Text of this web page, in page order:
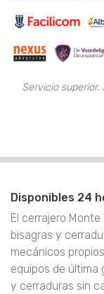
Servicio superior.
Disponibles 24
El cerrajero Monte
bisagras y
mecánicos
equipos de última
y cerraduras sin